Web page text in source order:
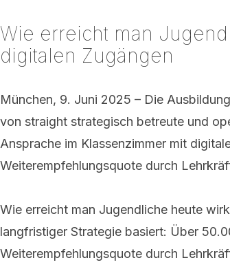
Wie erreicht man
digitalen Zugängen
München, 9. Juni 2025 – Die
von straight strategisch betreute und
Ansprache im Klassenzimmer mit
Weiterempfehlungsquote durch
Wie erreicht man Jugendliche heute
langfristiger Strategie basiert: Über
Weiterempfehlungsquote durch